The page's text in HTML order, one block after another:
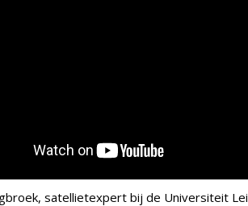
satellietexpert bij de Universiteit